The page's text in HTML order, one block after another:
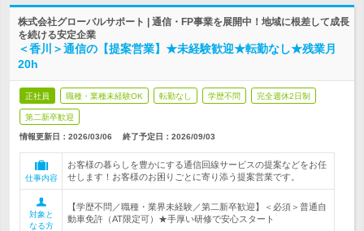
株式会社グローバルサポート | 通信・FP事業を展開中！地域に根差して成長
を続ける安定企業
＜香川＞通信の【提案営業】★未経験歓迎★転勤なし★残業月
20h
正社員 職種・業種未経験OK 転勤なし 学歴不問 完全週休2日制
第二新卒歓迎
情報更新日：2026/03/06 終了予定日： 2026/09/03
仕事内容
お客様の暮らしを豊かにする通信回線サービスの提案などをお任
せします！お客様のお困りごとに寄り添う提案営業です。
対象と
なる方
【学歴不問／職種・業界未経験／第二新卒歓迎】＜必須＞普通自
動車免許（AT限定可）★手厚い研修で安心スタート